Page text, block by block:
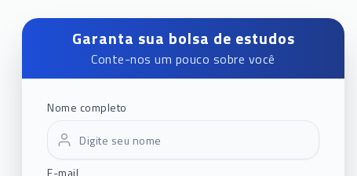
Garanta sua bolsa de estudos
Conte-nos um pouco sobre você
Nome completo